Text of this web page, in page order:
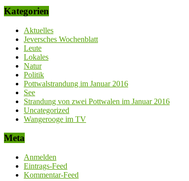
Kategorien
Aktuelles
Jeversches Wochenblatt
Leute
Lokales
Natur
Politik
Pottwalstrandung im Januar 2016
See
Strandung von zwei Pottwalen im Januar 2016
Uncategorized
Wangerooge im TV
Meta
Anmelden
Eintrags-Feed
Kommentar-Feed